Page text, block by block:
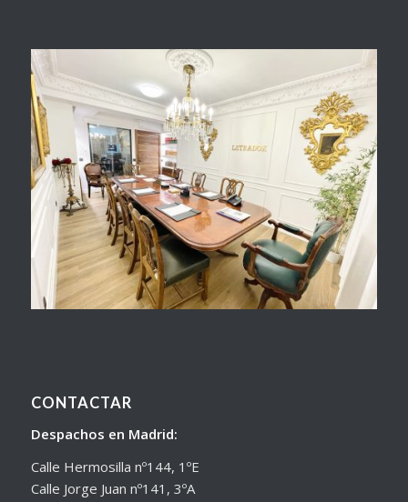
CONTACTAR
Despachos en Madrid:
Calle Hermosilla nº144, 1ºE
Calle Jorge Juan nº141, 3ºA